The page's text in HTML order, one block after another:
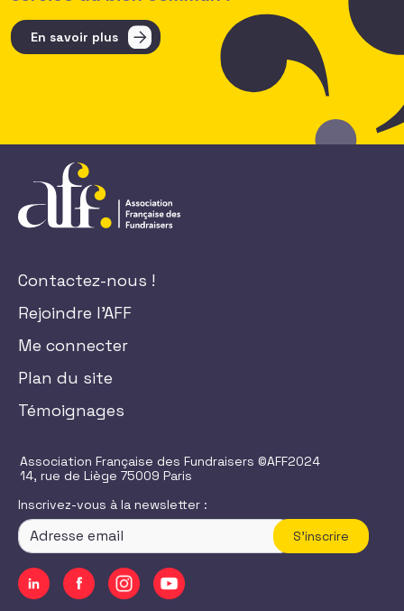
En savoir plus
Contactez-nous !
Rejoindre l'AFF
Me connecter
Plan du site
Témoignages
Association Française des Fundraisers ©AFF2024
14, rue de Liège 75009 Paris
Inscrivez-vous à la newsletter :
S'inscrire